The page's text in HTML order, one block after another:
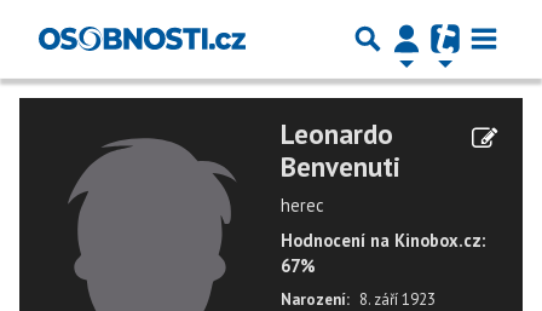
Leonardo
Benvenuti
herec
Hodnocení na Kinobox.cz:
67%
Narození: 8. září 1923